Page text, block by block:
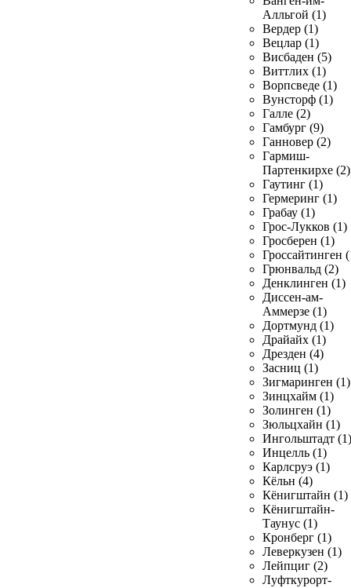
Алльгой (1)
Вердер (1)
Вецлар (1)
Висбаден (5)
Виттлих (1)
Ворпсведе (1)
Вунсторф (1)
Галле (2)
Гамбург (9)
Ганновер (2)
Гармиш-
Партенкирхе (2)
Гаутинг (1)
Гермеринг (1)
Грабау (1)
Грос-Лукков (1)
Гросберен (1)
Гроссайтинген
Грюнвальд (2)
Денклинген (1)
Диссен-ам-
Аммерзе (1)
Дортмунд (1)
Драйайх (1)
Дрезден (4)
Засниц (1)
Зигмаринген (1)
Зинцхайм (1)
Золинген (1)
Зюльцхайн (1)
Ингольштадт (1)
Инцелль (1)
Карлсруэ (1)
Кёльн (4)
Кёнигштайн (1)
Кёнигштайн-
Таунус (1)
Кронберг (1)
Леверкузен (1)
Лейпциг (2)
Луфткурорт-